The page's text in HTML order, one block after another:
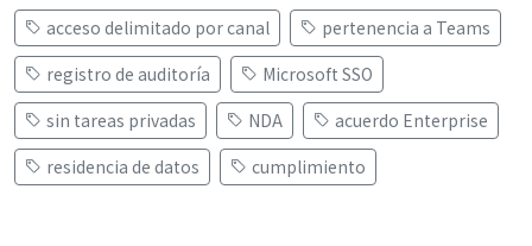
acceso delimitado por canal
pertenencia a Teams
registro de auditoría
Microsoft SSO
sin tareas privadas
NDA
acuerdo Enterprise
residencia de datos
cumplimiento